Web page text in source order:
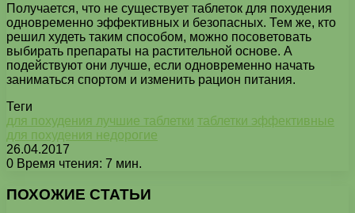
Получается, что не существует таблеток для похудения
одновременно эффективных и безопасных. Тем же, кто
решил худеть таким способом, можно посоветовать
выбирать препараты на растительной основе. А
подействуют они лучше, если одновременно начать
заниматься спортом и изменить рацион питания.
Теги
для похудения лучшие таблетки таблетки эффективные
для похудения недорогие
26.04.2017
0 Время чтения: 7 мин.
ПОХОЖИЕ СТАТЬИ